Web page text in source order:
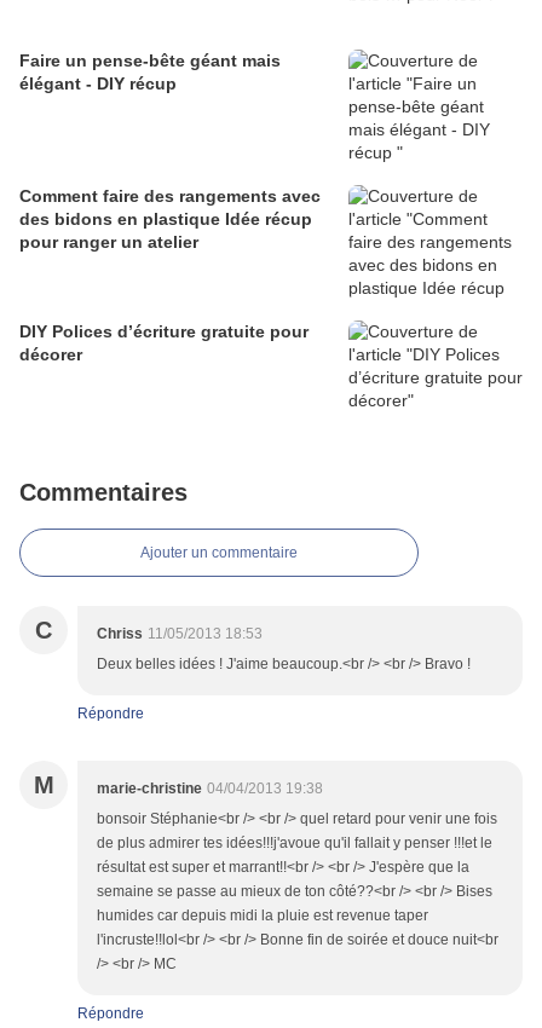
Faire un pense-bête géant mais
élégant - DIY récup
Comment faire des rangements avec
des bidons en plastique Idée récup
pour ranger un atelier
DIY Polices d’écriture gratuite pour
décorer
Commentaires
Ajouter un commentaire
C Chriss 11/05/2013 18:53
Deux belles idées ! J'aime beaucoup.<br /> <br /> Bravo !
Répondre
M marie-christine 04/04/2013 19:38
bonsoir Stéphanie<br /> <br /> quel retard pour venir une fois
de plus admirer tes idées!!!j'avoue qu'il fallait y penser !!!et le
résultat est super et marrant!!<br /> <br /> J'espère que la
semaine se passe au mieux de ton côté??<br /> <br /> Bises
humides car depuis midi la pluie est revenue taper
l'incruste!!lol<br /> <br /> Bonne fin de soirée et douce nuit<br
/> <br /> MC
Répondre